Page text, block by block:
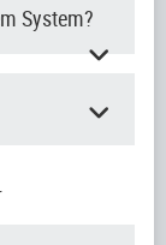
System?